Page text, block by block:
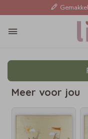
Meer voor jou